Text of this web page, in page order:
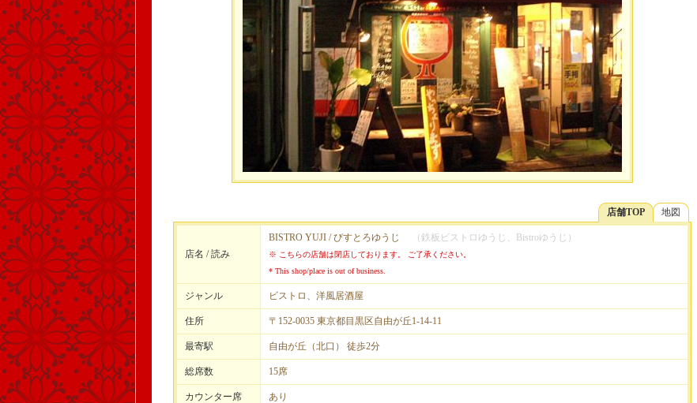
地図
店舗TOP
店名 / 読み
BISTRO YUJI / びすとろゆうじ （鉄板ビストロゆうじ、Bistroゆうじ）
※ こちらの店舗は閉店しております。 ご了承ください。
* This shop/place is out of business.
ジャンル ビストロ、洋風居酒屋
住所 〒152-0035 東京都目黒区自由が丘1-14-11
最寄駅 自由が丘（北口） 徒歩2分
総席数 15席
カウンター席 あり